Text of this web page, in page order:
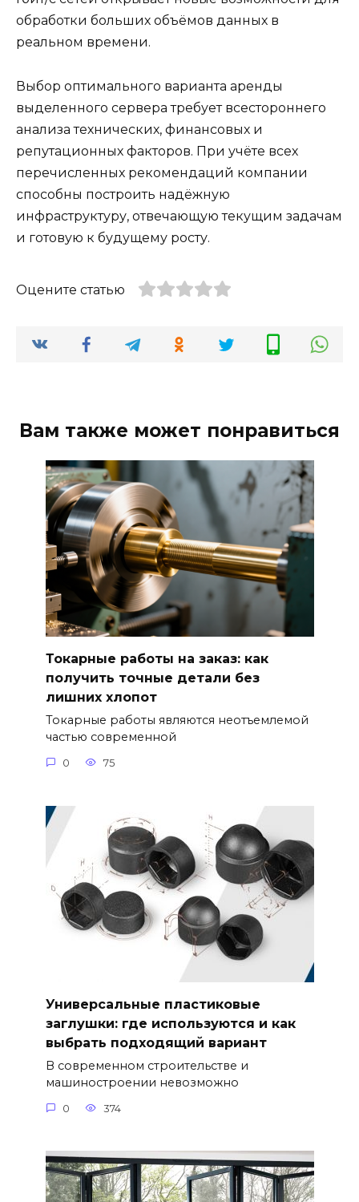
обработки больших объёмов данных в
реальном времени.
Выбор оптимального варианта аренды
выделенного сервера требует всестороннего
анализа технических, финансовых и
репутационных факторов. При учёте всех
перечисленных рекомендаций компании
способны построить надёжную
инфраструктуру, отвечающую текущим задачам
и готовую к будущему росту.
Оцените статью
Вам также может понравиться
Токарные работы на заказ: как
получить точные детали без
лишних хлопот
Токарные работы являются неотъемлемой
частью современной
0 75
Универсальные пластиковые
заглушки: где используются и как
выбрать подходящий вариант
В современном строительстве и
машиностроении невозможно
0 374